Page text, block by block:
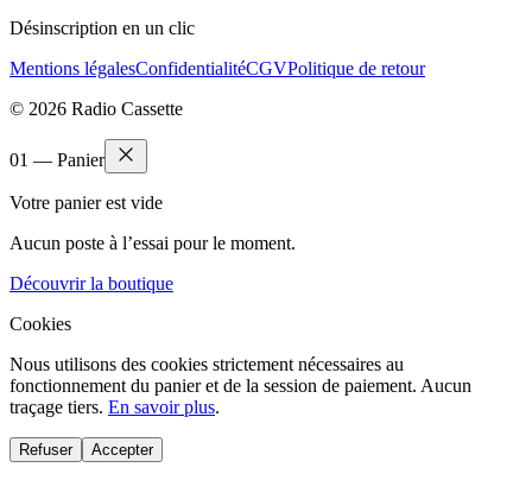
Désinscription en un clic
Mentions légalesConfidentialitéCGVPolitique de retour
© 2026 Radio Cassette
01 — Panier
Votre panier est vide
Aucun poste à l’essai pour le moment.
Découvrir la boutique
Cookies
Nous utilisons des cookies strictement nécessaires au
fonctionnement du panier et de la session de paiement. Aucun
traçage tiers. En savoir plus.
Refuser Accepter